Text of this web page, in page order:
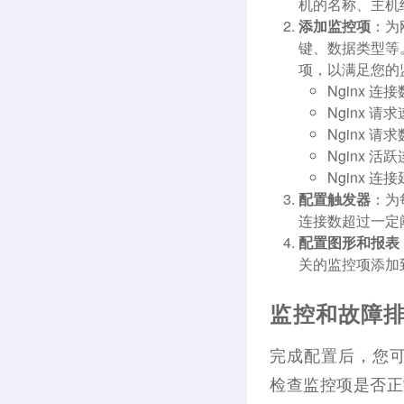
添加监控项 ：
键、数据类型
项，以满足您
Nginx 连接
Nginx 请求
Nginx 请求
Nginx 活跃
Nginx 连接
配置触发器 ：
连接数超过一
配置图形和报表
关的监控项添
监控和故障
完成配置后，您
检查监控项是否